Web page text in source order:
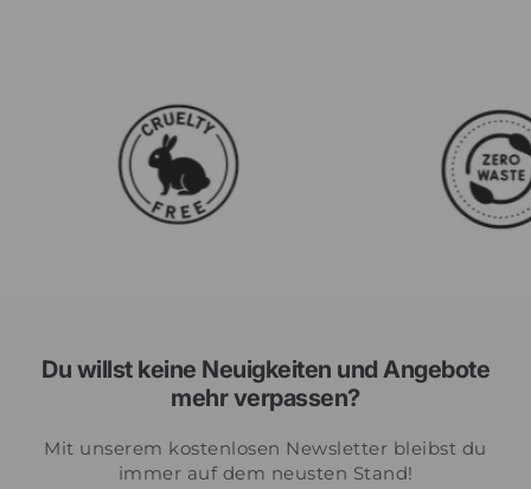
Du willst keine Neuigkeiten und Angebote
mehr verpassen?
Mit unserem kostenlosen Newsletter bleibst du
immer auf dem neusten Stand!